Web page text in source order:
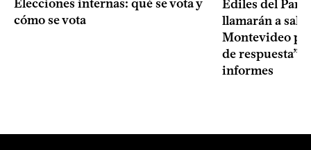
Elecciones internas: qué se vota y
cómo se vota
Ediles del
llamarán a sala
Montevideo
de respuesta”
informes